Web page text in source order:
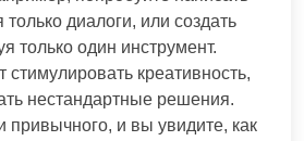
только диалоги, или создать
только один инструмент.
стимулировать креативность,
нестандартные решения.
привычного, и вы увидите, как